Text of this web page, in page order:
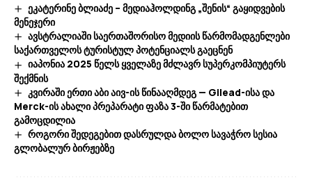
ეკატერინე ბლიაძე – მედიაჰოლდინგ „შენის“ გაყიდვების
მენეჯერი
ავსტრალიაში საერთაშორისო მედიის წარმომადგენლები
საქართველოს ტურისტულ პოტენციალს გაეცნენ
იაპონია 2025 წელს ყველაზე მძლავრ სუპერკომპიუტერს
შექმნის
კვირაში ერთი აბი აივ-ის წინააღმდეგ — Gilead-ისა და
Merck-ის ახალი პრეპარატი ფაზა 3-ში წარმატებით
გამოცდილია
როგორი შედეგებით დასრულდა ბოლო სავაჭრო სესია
გლობალურ ბირჟებზე